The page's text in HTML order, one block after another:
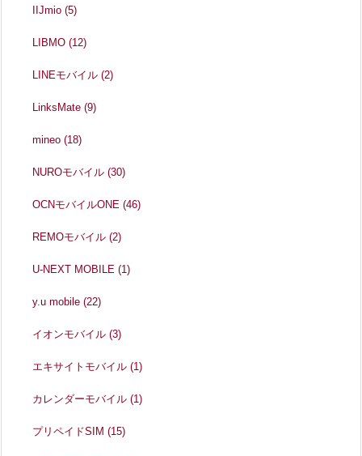
IIJmio(5)
LIBMO(12)
LINEモバイル(2)
LinksMate(9)
mineo(18)
NUROモバイル(30)
OCNモバイルONE(46)
REMOモバイル(2)
U-NEXT MOBILE(1)
y.u mobile(22)
イオンモバイル(3)
エキサイトモバイル(1)
カレンダーモバイル(1)
プリペイドSIM(15)